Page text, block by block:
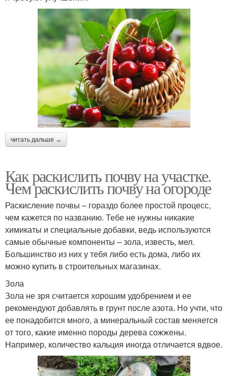
читать дальше →
Как раскислить почву на участке.
Чем раскислить почву на огороде
Раскисление почвы – гораздо более простой процесс,
чем кажется по названию. Тебе не нужны никакие
химикаты и специальные добавки, ведь используются
самые обычные компоненты – зола, известь, мел.
Большинство из них у тебя либо есть дома, либо их
можно купить в строительных магазинах.
Зола
Зола не зря считается хорошим удобрением и ее
рекомендуют добавлять в грунт после азота. Но учти, что
ее понадобится много, а минеральный состав меняется
от того, какие именно породы дерева сожжены.
Например, количество кальция иногда отличается вдвое.